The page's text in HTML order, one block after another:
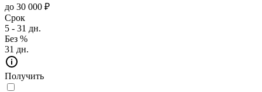
до 30 000 ₽
Срок
5 - 31 дн.
Без %
31 дн.
Получить